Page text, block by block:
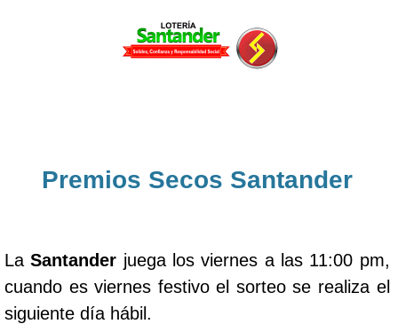
Premios Secos Santander
LaSantander juega los viernes a las 11:00 pm,
cuando es viernes festivo el sorteo se realiza el
siguiente día hábil.